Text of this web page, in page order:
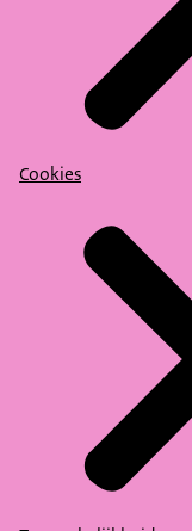
Cookies